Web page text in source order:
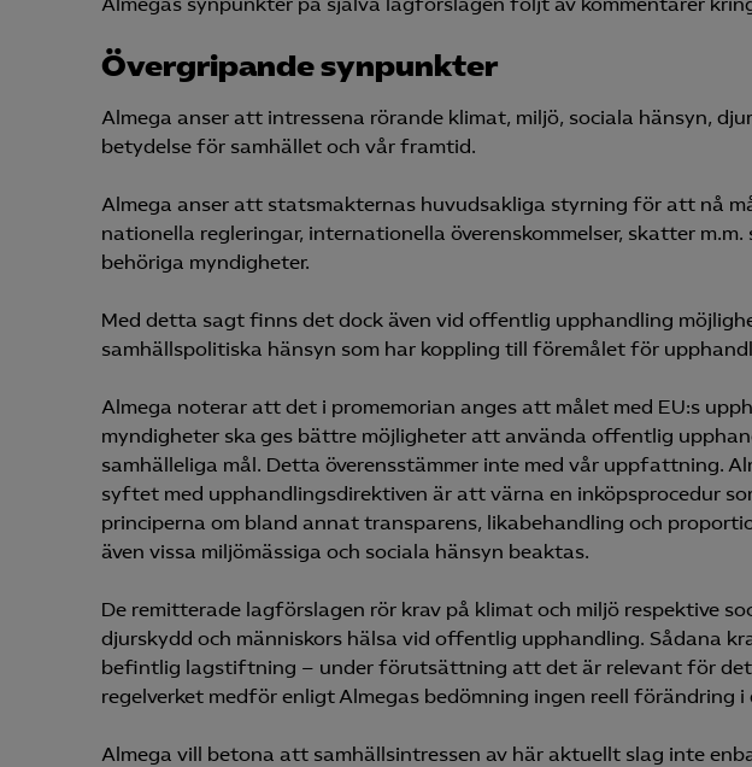
Övergripande synpunkter
Almega anser att intressena rörande klimat, miljö, sociala hänsyn,
betydelse för samhället och vår framtid.
Almega anser att statsmakternas huvudsakliga styrning för att nå
nationella regleringar, internationella överenskommelser, skatter
behöriga myndigheter.
Med detta sagt finns det dock även vid offentlig upphandling
samhällspolitiska hänsyn som har koppling till föremålet för
Almega noterar att det i promemorian anges att målet med EU:s
myndigheter ska ges bättre möjligheter att använda offentlig
samhälleliga mål. Detta överensstämmer inte med vår uppfattning.
syftet med upphandlingsdirektiven är att värna en inköpsprocedur
principerna om bland annat transparens, likabehandling och
även vissa miljömässiga och sociala hänsyn beaktas.
De remitterade lagförslagen rör krav på klimat och miljö respektive
djurskydd och människors hälsa vid offentlig upphandling. Sådana
befintlig lagstiftning – under förutsättning att det är relevant för det
regelverket medför enligt Almegas bedömning ingen reell förändring i
Almega vill betona att samhällsintressen av här aktuellt slag inte